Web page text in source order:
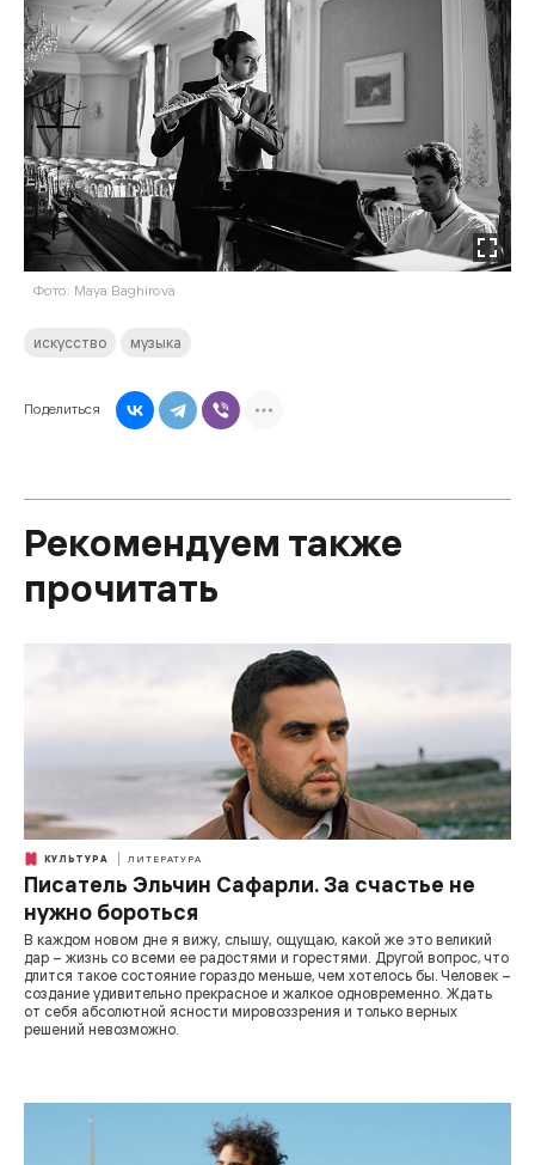
Фото: Maya Baghirova
искусство музыка
Поделиться
Рекомендуем также
прочитать
КУЛЬТУРА ЛИТЕРАТУРА
Писатель Эльчин Сафарли. За счастье не
нужно бороться
В каждом новом дне я вижу, слышу, ощущаю, какой же это великий
дар – жизнь со всеми ее радостями и горестями. Другой вопрос, что
длится такое состояние гораздо меньше, чем хотелось бы. Человек –
создание удивительно прекрасное и жалкое одновременно. Ждать
от себя абсолютной ясности мировоззрения и только верных
решений невозможно.